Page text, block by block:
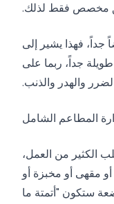
مخصص فقط لذلك.
فهذا يشير إلى
جداً، ربما على
والهدر والذنب.
المطاعم الشامل
الكثير من العمل،
مقهى أو مخبزة أو
ستكون "أتمتة ما